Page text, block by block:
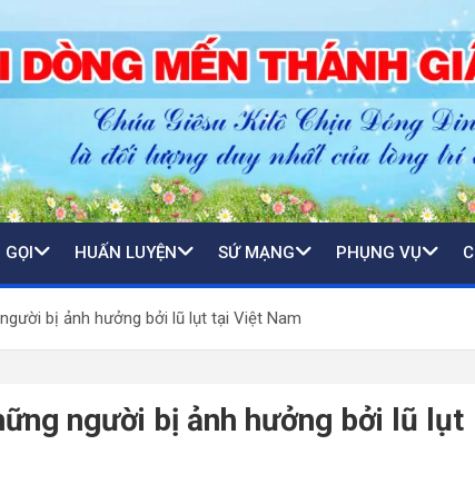
GỌI HUẤN LUYỆN SỨ MẠNG PHỤNG VỤ
bị ảnh hưởng bởi lũ lụt tại Việt Nam
người bị ảnh hưởng bởi lũ lụt